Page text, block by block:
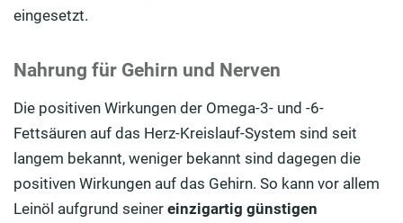
eingesetzt.
Nahrung für Gehirn und Nerven
Die positiven Wirkungen der Omega-3- und -6-
Fettsäuren auf das Herz-Kreislauf-System sind seit
langem bekannt, weniger bekannt sind dagegen die
positiven Wirkungen auf das Gehirn. So kann vor allem
Leinöl aufgrund seiner einzigartig günstigen